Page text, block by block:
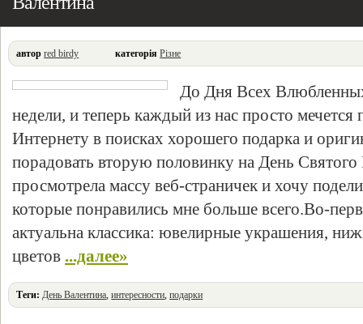
автор red birdy категорія Різне
До Дня Всех
недели, и теперь каждый из нас просто
Интернету в поисках хорошего подарка и
порадовать вторую половинку на День
просмотрела массу веб-страничек и хочу
которые понравились мне больше всего.Во-
актуальна классика: ювелирные украшения,
цветов ...далее»
Теги: День Валентина,интересности,подарки